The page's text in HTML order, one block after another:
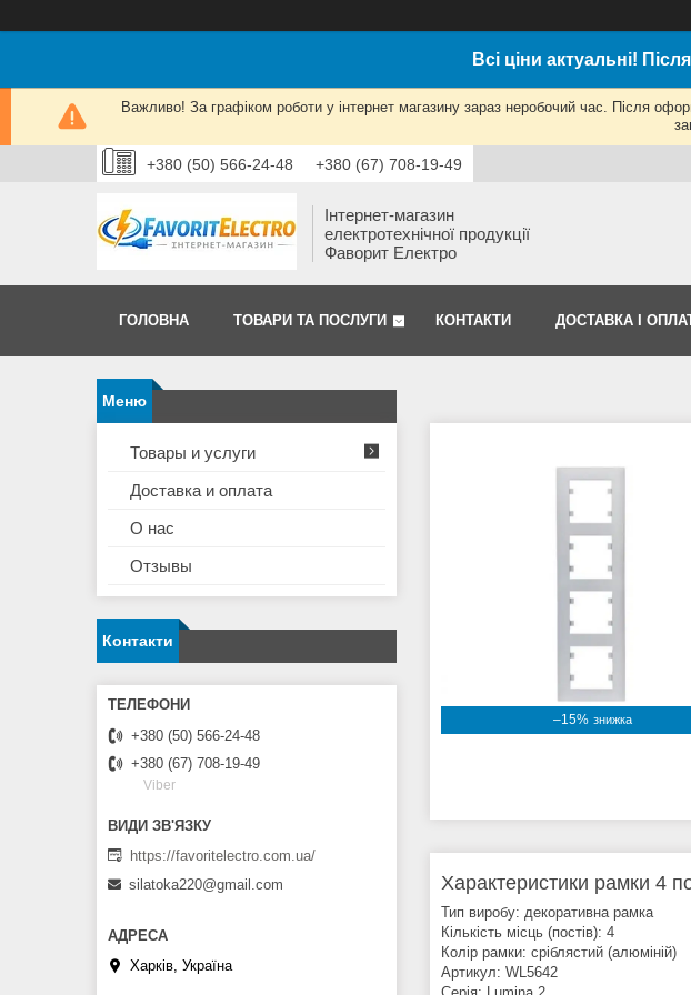
Всі ціни актуальні!
Важливо! За графіком роботи у інтернет магазину зараз неробочий час. Після
+380 (50) 566-24-48 +380 (67) 708-19-49
Інтернет-магазин
електротехнічної продукції
Фаворит Електро
ГОЛОВНА ТОВАРИ ТА ПОСЛУГИ КОНТАКТИ ДОСТАВКА І
–15%
Характеристики рамки 4
Тип виробу: декоративна рамка
Кількість місць (постів): 4
Колір рамки: сріблястий (алюміній)
Артикул: WL5642
Товары и услуги
Доставка и оплата
О нас
Отзывы
Контакти
+380 (50) 566-24-48
+380 (67) 708-19-49
Viber
https://favoritelectro.com.ua/
silatoka220@gmail.com
Харків, Україна